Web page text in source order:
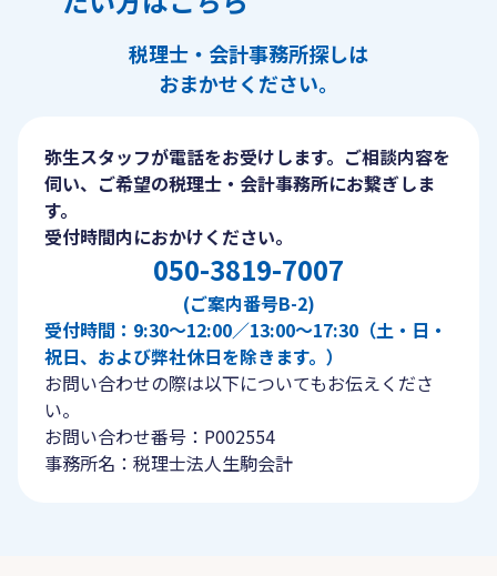
税理士・会計事務所探しは
おまかせください。
弥生スタッフが電話をお受けします。ご相談内容を
伺い、ご希望の税理士・会計事務所にお繋ぎしま
す。
受付時間内におかけください。
050-3819-7007
(ご案内番号B-2)
受付時間：9:30〜12:00／13:00〜17:30（土・日・
祝日、および弊社休日を除きます。）
お問い合わせの際は以下についてもお伝えくださ
い。
お問い合わせ番号：P002554
事務所名：税理士法人生駒会計